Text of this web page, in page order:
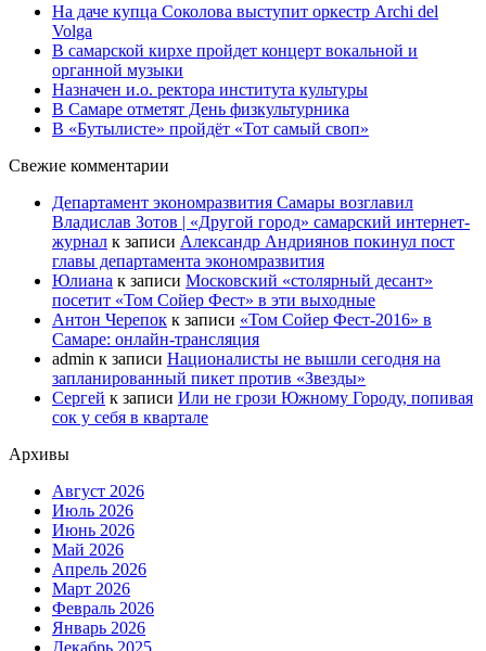
На даче купца Соколова выступит оркестр Archi del
Volga
В самарской кирхе пройдет концерт вокальной и
органной музыки
Назначен и.о. ректора института культуры
В Самаре отметят День физкультурника
В «Бутылисте» пройдёт «Тот самый своп»
Свежие комментарии
Департамент экономразвития Самары возглавил
Владислав Зотов | «Другой город» самарский интернет-
журнал к записи Александр Андриянов покинул пост
главы департамента экономразвития
Юлиана к записи Московский «столярный десант»
посетит «Том Сойер Фест» в эти выходные
Антон Черепок к записи «Том Сойер Фест-2016» в
Самаре: онлайн-трансляция
admin к записи Националисты не вышли сегодня на
запланированный пикет против «Звезды»
Сергей к записи Или не грози Южному Городу, попивая
сок у себя в квартале
Архивы
Август 2026
Июль 2026
Июнь 2026
Май 2026
Апрель 2026
Март 2026
Февраль 2026
Январь 2026
Декабрь 2025